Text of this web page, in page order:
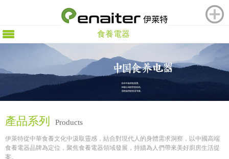
食養電器
產品系列 Products
伊萊特從中華食養文化中汲取靈感，結合對現代人的身體需求洞察，以中國高端
食養電器品牌為定位，聚焦食養電器領域發展，持續為人們帶來美好廚房生活提
案。